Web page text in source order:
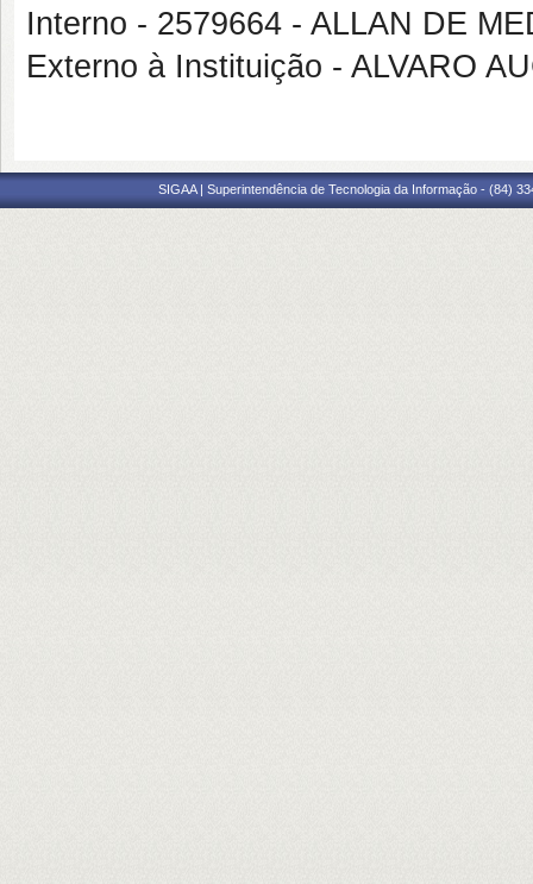
Interno - 2579664 - ALLAN DE
Externo à Instituição - ALVARO
SIGAA | Superintendência de Tecnologia da Informação - (84)